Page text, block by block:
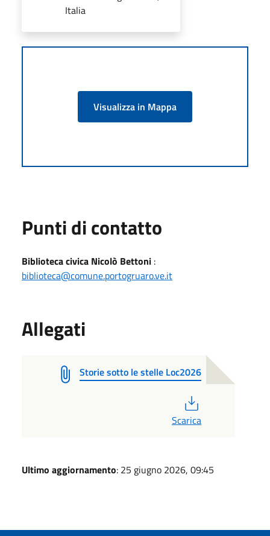
Italia
Visualizza in Mappa
Punti di contatto
Biblioteca civica Nicolò Bettoni :
biblioteca@comune.portogruaro.ve.it
Allegati
Storie sotto le stelle Loc2026
Scarica
Ultimo aggiornamento: 25 giugno 2026, 09:45